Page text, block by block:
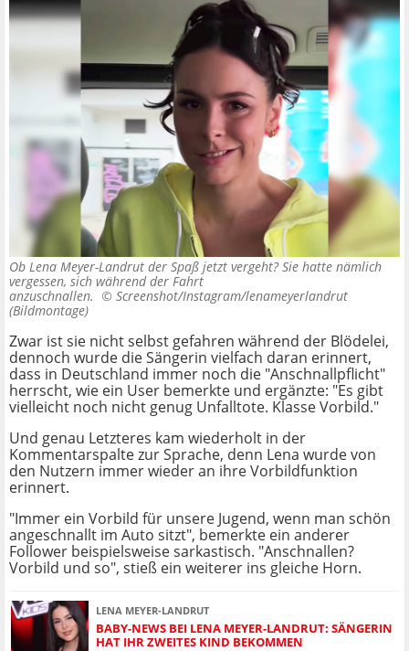
Ob Lena Meyer-Landrut der Spaß jetzt vergeht? Sie hatte nämlich
vergessen, sich während der Fahrt
anzuschnallen. © Screenshot/Instagram/lenameyerlandrut
(Bildmontage)
Zwar ist sie nicht selbst gefahren während der Blödelei,
dennoch wurde die Sängerin vielfach daran erinnert,
dass in Deutschland immer noch die "Anschnallpflicht"
herrscht, wie ein User bemerkte und ergänzte: "Es gibt
vielleicht noch nicht genug Unfalltote. Klasse Vorbild."
Und genau Letzteres kam wiederholt in der
Kommentarspalte zur Sprache, denn Lena wurde von
den Nutzern immer wieder an ihre Vorbildfunktion
erinnert.
"Immer ein Vorbild für unsere Jugend, wenn man schön
angeschnallt im Auto sitzt", bemerkte ein anderer
Follower beispielsweise sarkastisch. "Anschnallen?
Vorbild und so", stieß ein weiterer ins gleiche Horn.
LENA MEYER-LANDRUT
BABY-NEWS BEI LENA MEYER-LANDRUT: SÄNGERIN
HAT IHR ZWEITES KIND BEKOMMEN